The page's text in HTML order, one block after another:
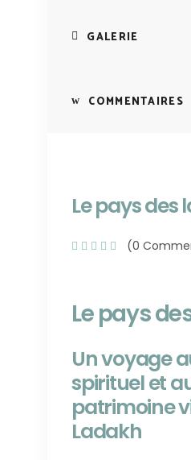
GALERIE
COMMENTAIRES
Le pays des
(0
Le pays
Un voyage
spirituel et
patrimoine
Ladakh